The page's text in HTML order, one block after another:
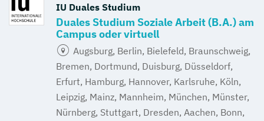
IU Duales Studium
Duales Studium Soziale Arbeit (B.A.) am
Campus oder virtuell
Augsburg, Berlin, Bielefeld, Braunschweig,
Bremen, Dortmund, Duisburg, Düsseldorf,
Erfurt, Hamburg, Hannover, Karlsruhe, Köln,
Leipzig, Mainz, Mannheim, München, Münster,
Nürnberg, Stuttgart, Dresden, Aachen, Bonn,